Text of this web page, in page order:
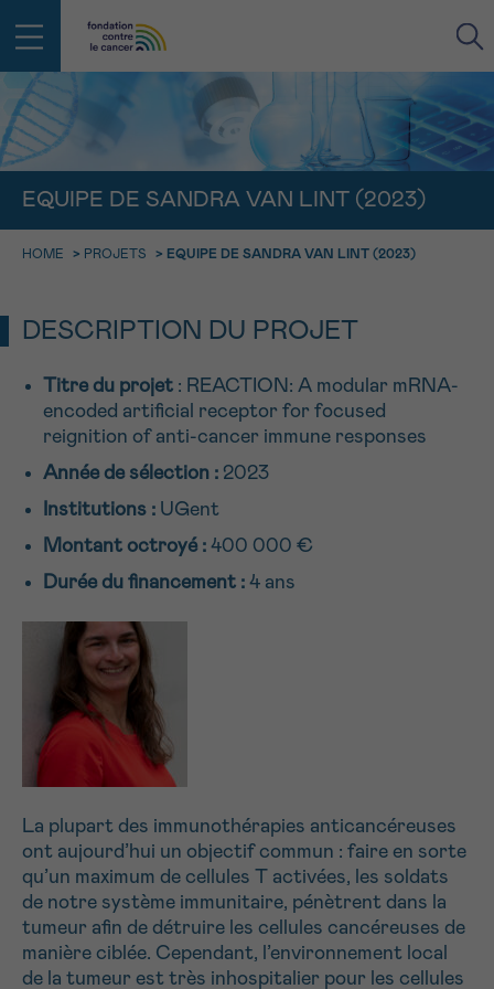
EQUIPE DE SANDRA VAN LINT (2023)
HOME > PROJETS > EQUIPE DE SANDRA VAN LINT (2023)
DESCRIPTION DU PROJET
Titre du projet : REACTION: A modular mRNA-
encoded artificial receptor for focused
reignition of anti-cancer immune responses
Année de sélection : 2023
Institutions : UGent
Montant octroyé : 400 000 €
Durée du financement : 4 ans
La plupart des immunothérapies anticancéreuses
ont aujourd’hui un objectif commun : faire en sorte
qu’un maximum de cellules T activées, les soldats
de notre système immunitaire, pénètrent dans la
tumeur afin de détruire les cellules cancéreuses de
manière ciblée. Cependant, l’environnement local
de la tumeur est très inhospitalier pour les cellules
PRÉNOM
FACE AU CANCER VOUS N’ÊTES
PAS SEUL
questions sur le cancer
Par téléphone
0800 15 801 lu-ve 9h à 18h
Via le formulaire de contact
En savoir plus sur Cancerinfo
aucun diagnostic
NOM
PRÉNOM
E-MAIL
VOTRE QUESTION
Je souhaite recevoir la Newsletter
RETOUR
9h-11h
11h-13h
13h-16h